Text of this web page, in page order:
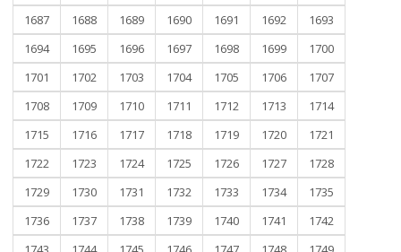
1687
1688 1689 1690 1691 1692
1693
1694
1695 1696 1697 1698 1699
1700
1701
1702 1703 1704 1705 1706
1707
1708
1709 1710 1711 1712 1713
1714
1715
1716 1717 1718 1719 1720
1721
1722
1723 1724 1725 1726 1727
1728
1729
1730 1731 1732 1733 1734
1735
1736
1737 1738 1739 1740 1741
1742